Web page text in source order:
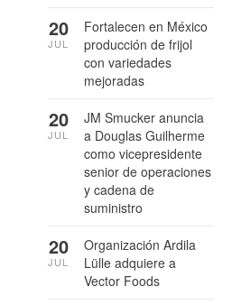
Fortalecen en México
producción de frijol
con variedades
mejoradas
20
JUL
JM Smucker anuncia
a Douglas Guilherme
como vicepresidente
senior de operaciones
y cadena de
suministro
20
JUL
Organización Ardila
Lülle adquiere a
Vector Foods
20
JUL